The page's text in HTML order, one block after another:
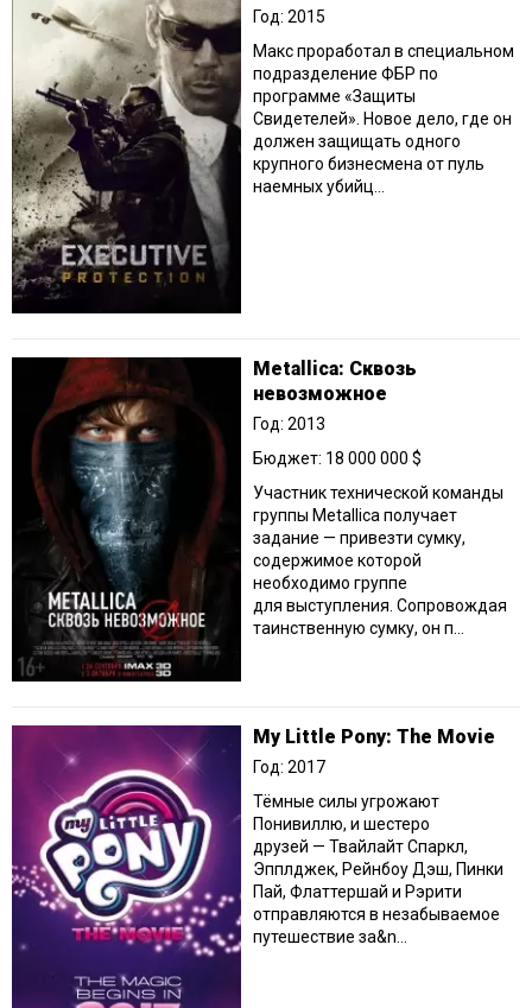
Год: 2015
Макс проработал в специальном
подразделение ФБР по
программе «Защиты
Свидетелей». Новое дело, где он
должен защищать одного
крупного бизнесмена от пуль
наемных убийц...
Metallica: Сквозь
невозможное
Год: 2013
Бюджет: 18 000 000 $
Участник технической команды
группы Metallica получает
задание — привезти сумку,
содержимое которой
необходимо группе
для выступления. Сопровождая
таинственную сумку, он п...
My Little Pony: The Movie
Год: 2017
Тёмные силы угрожают
Понивиллю, и шестеро
друзей — Твайлайт Спаркл,
Эпплджек, Рейнбоу Дэш, Пинки
Пай, Флаттершай и Рэрити
отправляются в незабываемое
путешествие за&n...